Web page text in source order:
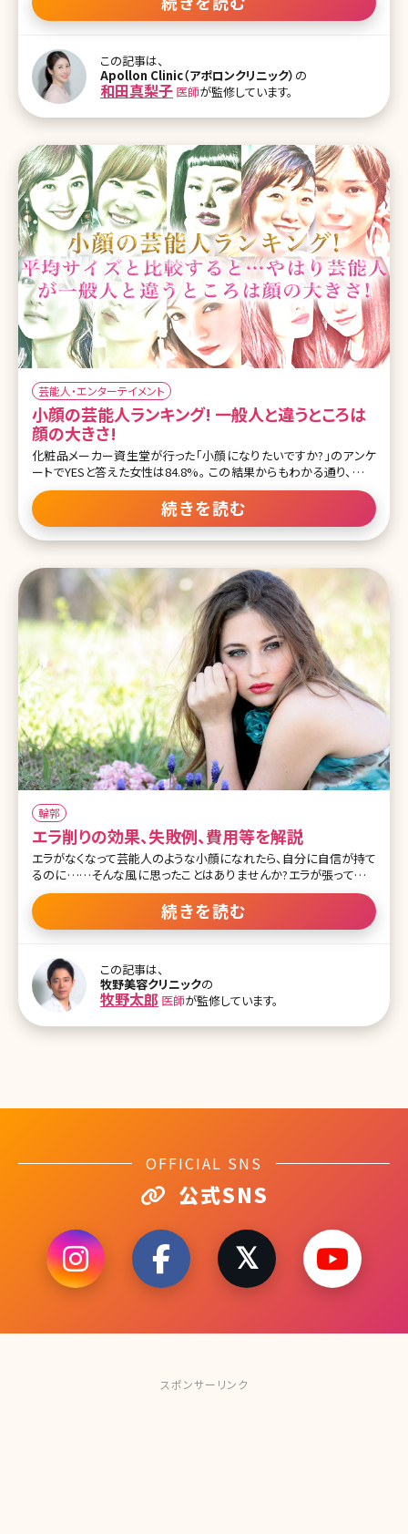
アレキサ
特徴とは
しましょう。 【監修医師からのワンポイント】お顔全体やパーツのバラ
ているのはその人の良さをいかに引き出せるかという着眼点でのバ
ランス感を大事にすることです。時代や流行に沿ってキレイの基準は
変わりがちだからこそ、一人一人のお考えをカウンセリングを通じて
正しく汲み取ってご提案できるかが実力の分かれ目であり、日々その
ために努力を続けています。 目次 1.顔の黄金比を解き明かす 1-1.顔
金
この記事は、
Apollon Clinic（アポロンクリニック） の
和田真梨子 医師が監修しています。
芸能人・エンターテイメント
小顔の芸能人ランキング! 一般人と違うところは
顔の大きさ!
化粧品メーカー資生堂が行った「小顔になりたいですか?」のアンケ
ートでYESと答えた女性は84.8%。 この結果からもわかる通り、日本
人女性の小顔願望は強く、自分の写ってる集合写真を見て「あ、とな
りの人より顔が大きい（小さい）……」なんて、チェックしたことがある
方もいるのではないでしょうか。 小顔になるとスタイルも良く見える
し髪型も選ばなそう、そんなイメージもありますよね♪ 芸能人は小
よく聞きます。今回は、その中でも女性が憧れる小顔を持つ女性芸能
人をランキング形式でご紹介していきます。 目次 1.小顔の芸能人ラン
キング。芸能人が一般人と違うところはやはり顔の大きさ! 1-1.小顔
の条件・顔の大きさと測り方 1-2.日本人女性の平均的な顔の大きさ
1-3.顔の大きさはメイクや髪型によっても変わって見
続きを読む
輪郭
エラ削りの効果、失敗例、費用等を解説
エラがなくなって芸能人のような小顔になれたら、自分に自信が持て
るのに……そんな風に思ったことはありませんか?エラが張っている
とそれだけで顔が大きく見え、全体的にゴツゴツとした印象を与えて
しまいます。でも、できればエラを削りたいけれど、骨に手を加える勇
気が出ないという方も多いでしょう。今回はそんな方に向けた、エラ
りの手術法やダウンタイムを知ろう! 1-1.エラ削りの手術法 1-2.皮膚
切開によるエラ削り術 1-3.手術前検査と当日の流れ 1-4.エラ削りの
術後経過とダウンタイムは? 1-5.エラ削りの料金 2.エラ削りのリスク
や注意点 2-1.エラ削りのリスクについて 2-2.手術を行う際の注意点
2-3.エラ削りの失敗例 2-4.失敗しないための名医の選び方 3.エラ削
続きを読む
この記事は、
牧野美容クリニックの
牧野太郎 医師が監修しています。
OFFICIAL SNS
公式SNS
スポンサーリンク